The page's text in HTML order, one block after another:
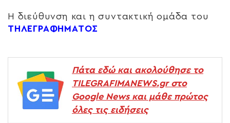
Η διεύθυνση και η συντακτική ομάδα του
ΤΗΛΕΓΡΑΦΗΜΑΤΟΣ
Πάτα εδώ και ακολούθησε το
TILEGRAFIMANEWS.gr στο
Google News και μάθε πρώτος
όλες τις ειδήσεις